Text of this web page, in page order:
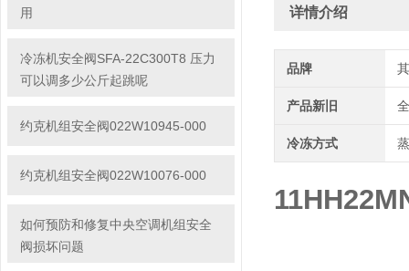
用
冷冻机安全阀SFA-22C300T8 压力
可以调多少公斤起跳呢
约克机组安全阀022W10945-000
约克机组安全阀022W10076-000
如何预防和修复中央空调机组安全
阀损坏问题
详情介绍
品牌
产品新旧
冷冻方式